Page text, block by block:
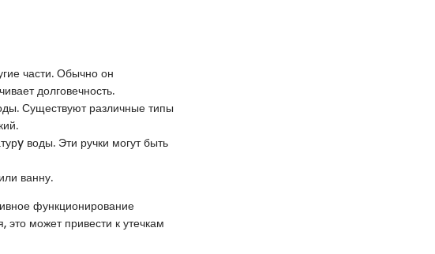
части. Обычно он
долговечность.
Существуют различные типы
воды. Эти ручки могут быть
ванну.
функционирование
может привести к утечкам